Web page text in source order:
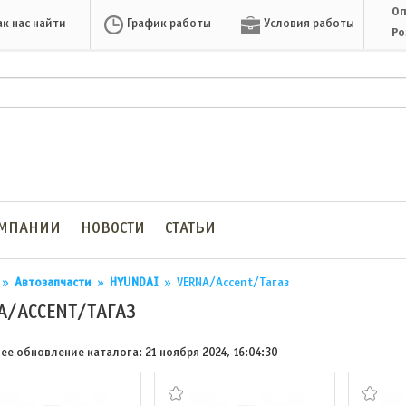
нас найти График работы Условия работы
НОВОСТИ СТАТЬИ
» Автозапчасти » HYUNDAI » VERNA/Accent/Тагаз
ACCENT/ТАГАЗ
обновление каталога: 21 ноября 2024, 16:04:30